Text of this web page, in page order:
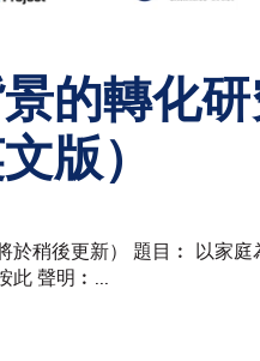
的轉化
版）
於稍後更新） 題目︰ 以家
此 聲明︰...